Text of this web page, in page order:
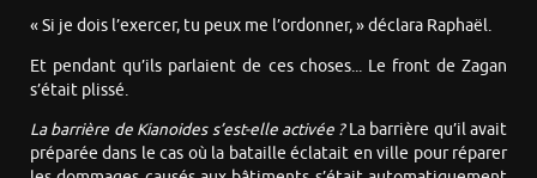
« Si je dois l’exercer, tu peux me l’ordonner, » déclara Raphaël.
Et pendant qu’ils parlaient de ces choses... Le front de Zagan
s’était plissé.
La barrière de Kianoides s’est-elle activée ?La barrière qu’il avait
préparée dans le cas où la bataille éclatait en ville pour réparer